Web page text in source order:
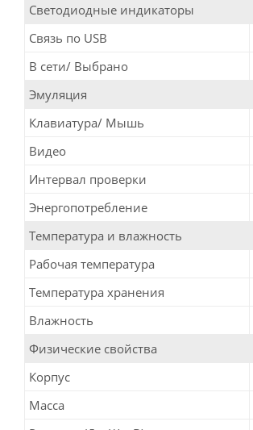
Светодиодные индикаторы
Связь по USB
В сети/ Выбрано
Эмуляция
Клавиатура/ Мышь
Видео
Интервал проверки
Энергопотребление
Температура и влажность
Рабочая температура
Температура хранения
Влажность
Физические свойства
Корпус
Масса